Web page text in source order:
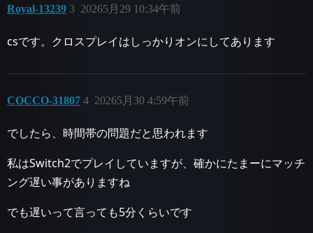
Royal-13239 20265月29 10:34午前
3
csです。クロスプレイはしっかりオンにしてあります
COCCO-31807 20265月30 4:59午前
4
でしたら、時間帯の問題だと思われます
私はSwitch2でプレイしていますが、確かにたまーにマッチ
ング遅い事がありますね
でも遅いって言っても5分くらいです